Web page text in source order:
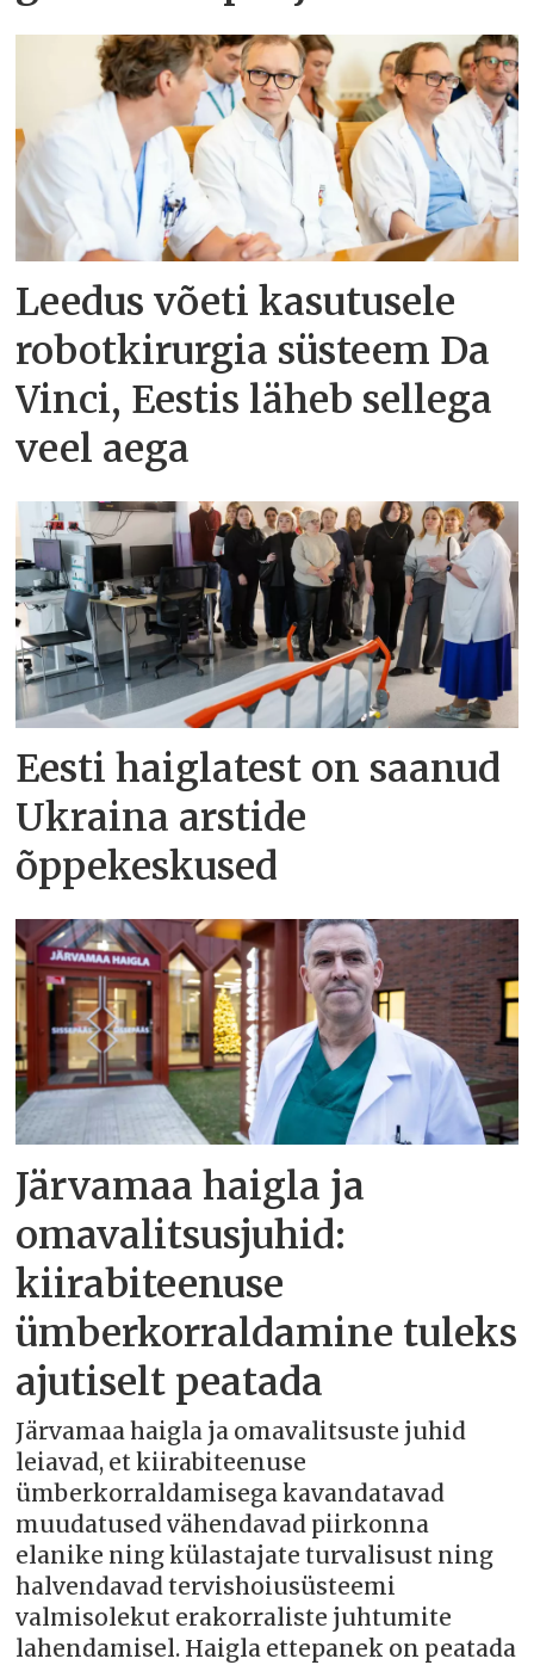
Leedus võeti kasutusele
robotkirurgia süsteem Da
Vinci, Eestis läheb sellega
veel aega
Eesti haiglatest on saanud
Ukraina arstide
õppekeskused
Järvamaa haigla ja
omavalitsusjuhid:
kiirabiteenuse
ümberkorraldamine tuleks
ajutiselt peatada
Järvamaa haigla ja omavalitsuste juhid
leiavad, et kiirabiteenuse
ümberkorraldamisega kavandatavad
muudatused vähendavad piirkonna
elanike ning külastajate turvalisust ning
halvendavad tervishoiusüsteemi
valmisolekut erakorraliste juhtumite
lahendamisel. Haigla ettepanek on peatada